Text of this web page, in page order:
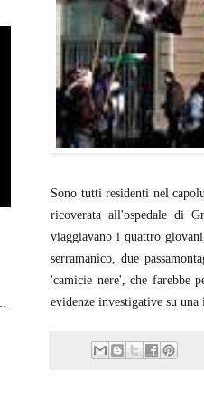
Sono tutti residenti nel
ricoverata all'ospedale di
viaggiavano i quattro
serramanico, due
'camicie nere', che farebbe
evidenze investigative su